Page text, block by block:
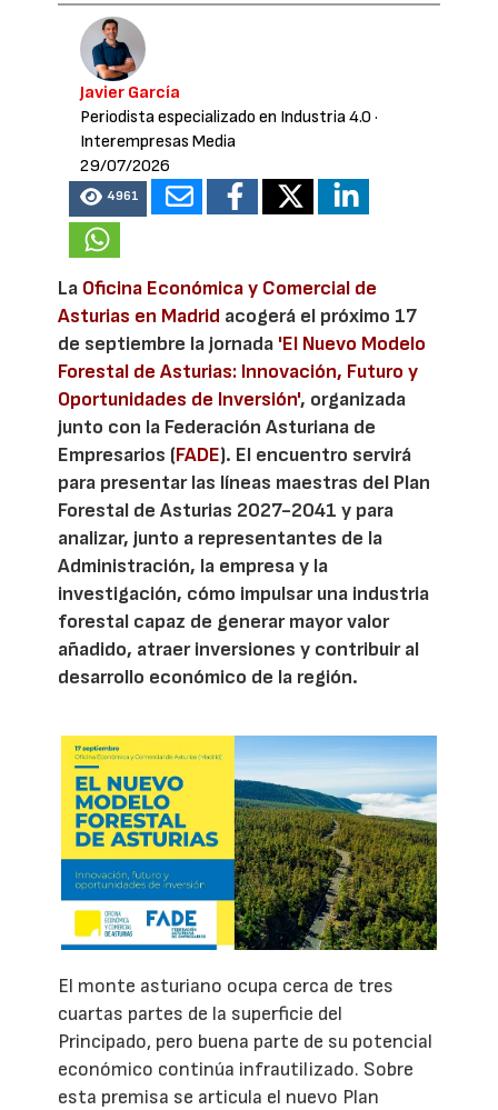
Javier García
Periodista especializado en Industria 4.0 ·
Interempresas Media
29/07/2026
4961
La Oficina Económica y Comercial de
Asturias en Madrid acogerá el próximo 17
de septiembre la jornada 'El Nuevo Modelo
Forestal de Asturias: Innovación, Futuro y
Oportunidades de Inversión', organizada
junto con la Federación Asturiana de
Empresarios (FADE). El encuentro servirá
para presentar las líneas maestras del Plan
Forestal de Asturias 2027-2041 y para
analizar, junto a representantes de la
Administración, la empresa y la
investigación, cómo impulsar una industria
forestal capaz de generar mayor valor
añadido, atraer inversiones y contribuir al
desarrollo económico de la región.
El monte asturiano ocupa cerca de tres
cuartas partes de la superficie del
Principado, pero buena parte de su potencial
económico continúa infrautilizado. Sobre
esta premisa se articula el nuevo Plan